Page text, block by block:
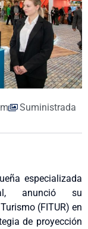
Suministrada
especializada
anunció su
(FITUR) en
de proyección